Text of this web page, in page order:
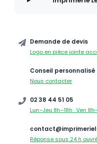
Demande de devis
Logo en pièce jointe
Conseil personnalisé
Nous contacter
02 38 44 51 05
Lun–Jeu 8h–18h · Ven
Réponse sous 24 h